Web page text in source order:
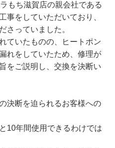
もち滋賀店の親会社である
事をしていただいており、
さっていました。
ていたものの、ヒートポン
れをしていたため、修理が
をご説明し、交換を決断い
決断を迫られるお客様への
10年間使用できるわけでは